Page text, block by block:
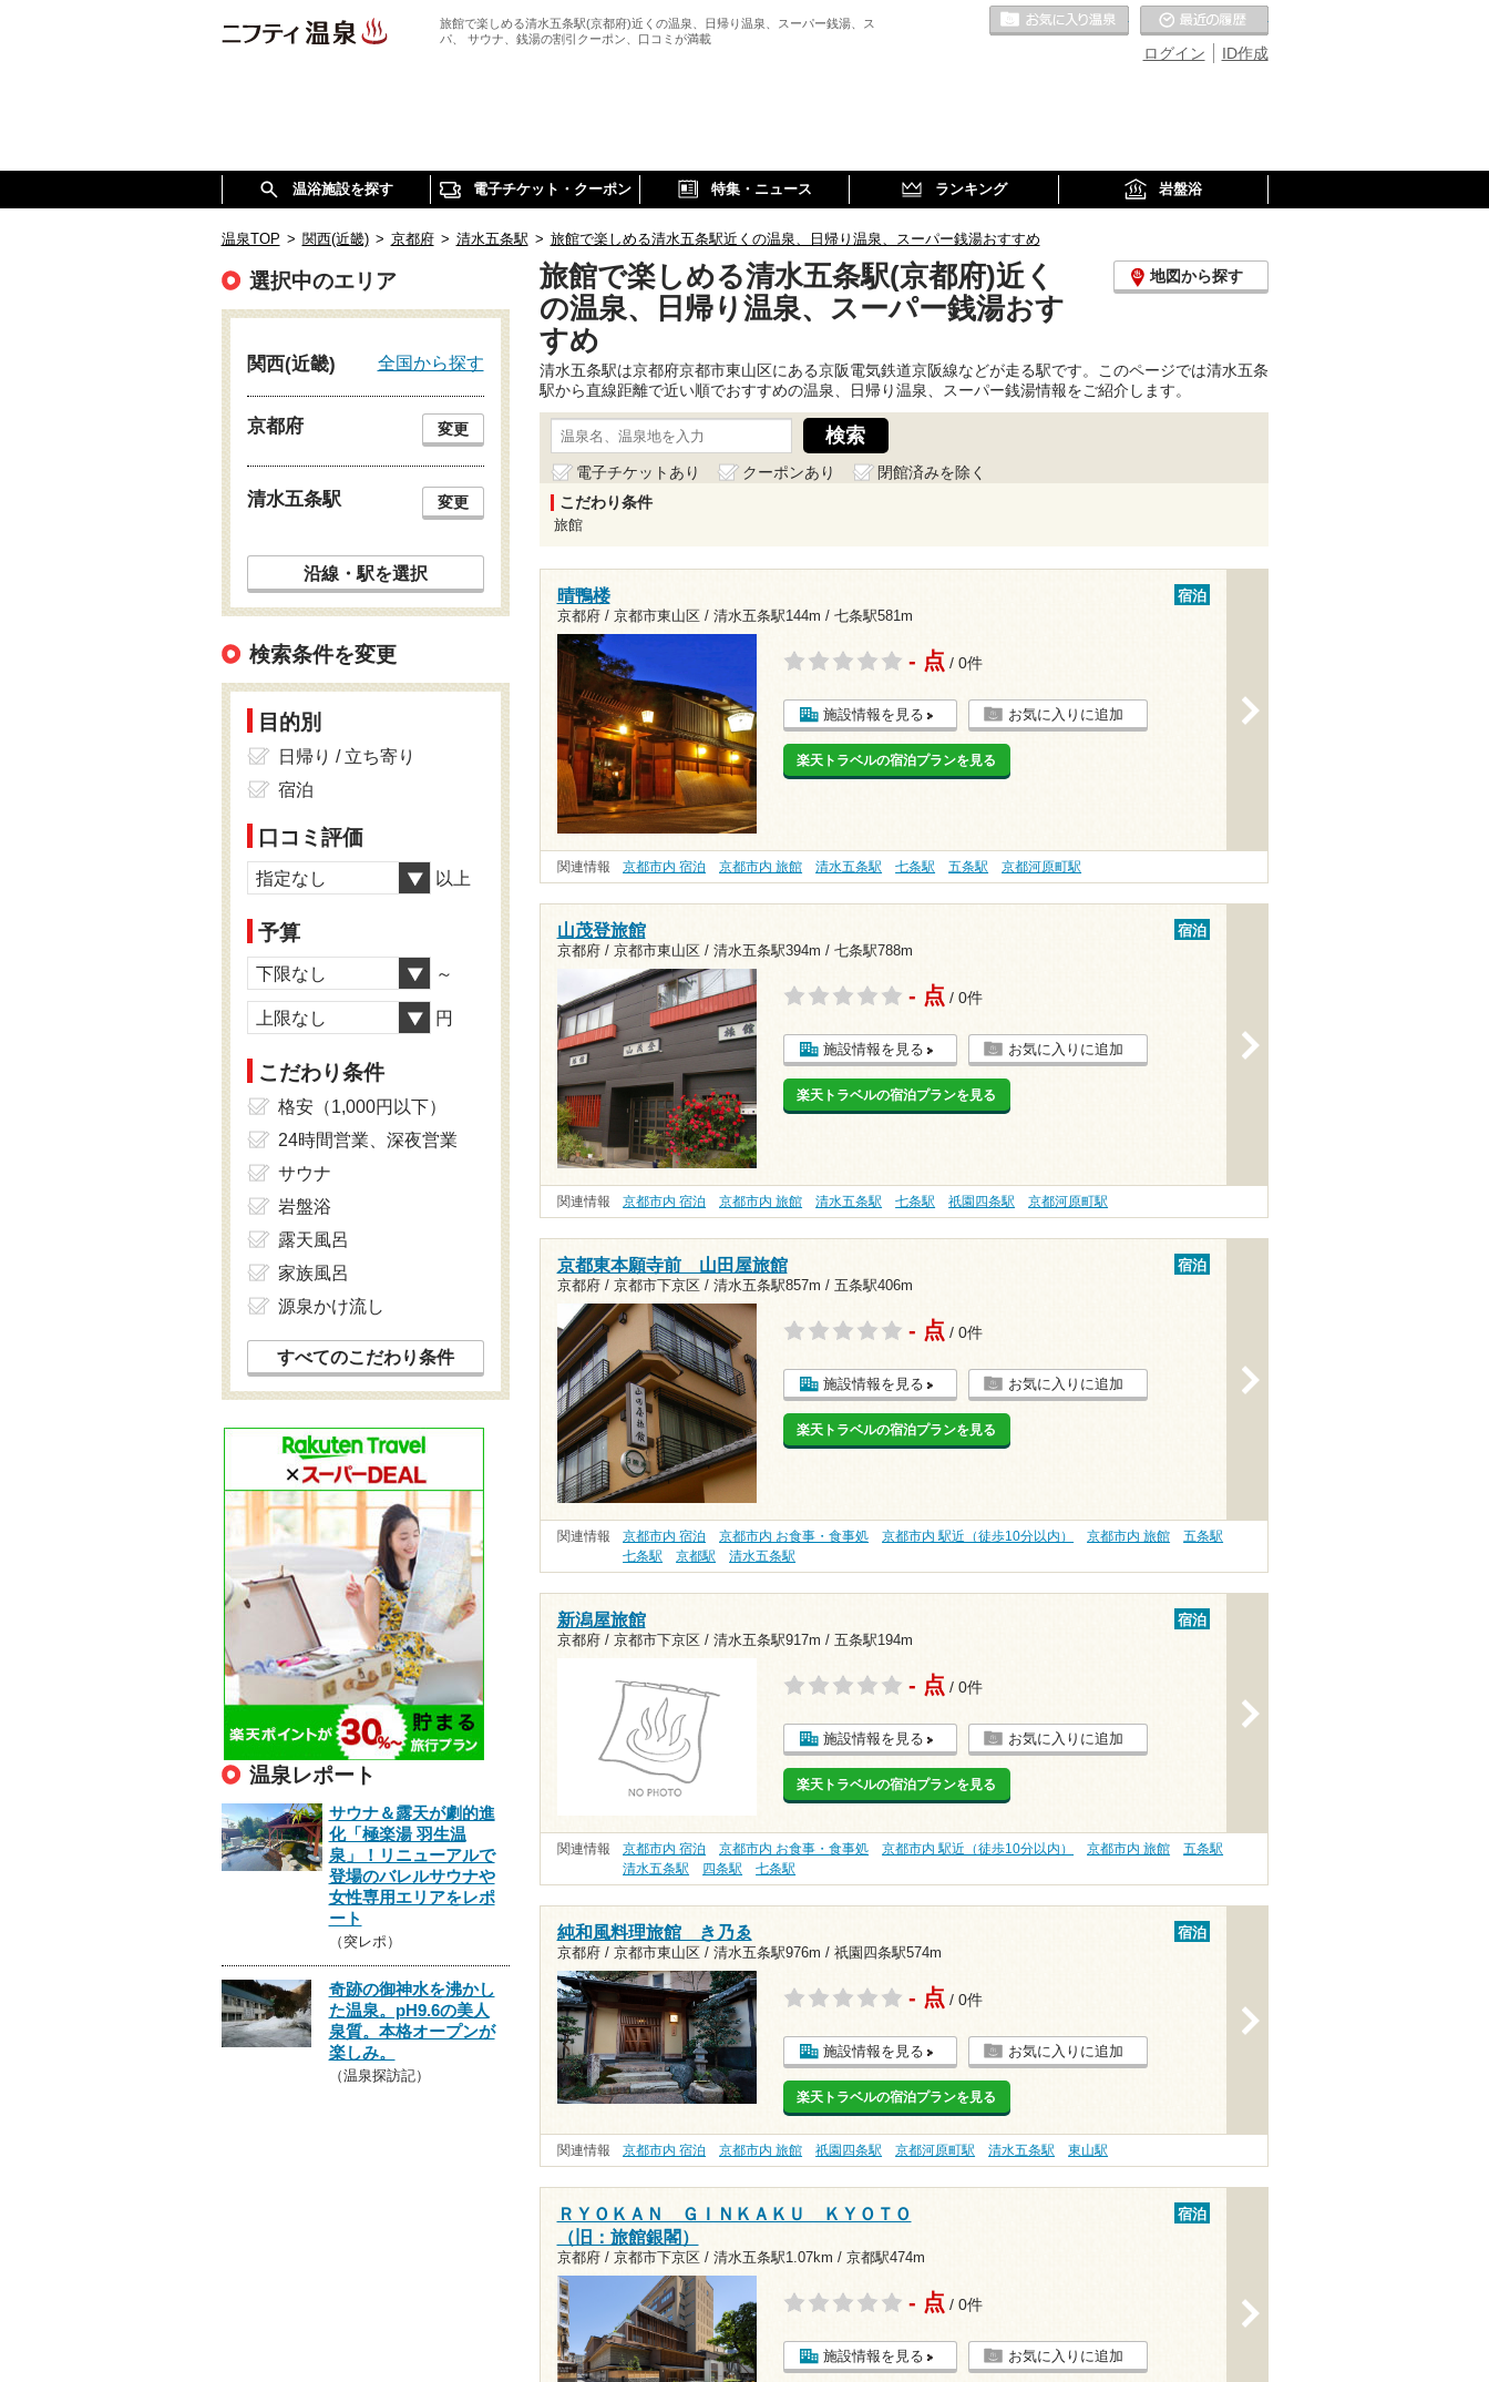
旅館で楽しめる清水五条駅(京都府)近くの温泉、日帰り温泉、スーパー銭湯、ス
パ、 サウナ、銭湯の割引クーポン、口コミが満載
ID作成
ログイン
お気に入りの温泉
温浴施設を探す 電子チケット・クーポン 特集・ニュース ランキング 岩盤浴
温泉TOP > 関西(近畿) > 京都府 > 清水五条駅 > 旅館で楽しめる清水五条駅近くの温泉、日帰り温泉、スーパー銭湯おすすめ
旅館で楽しめる清水五条駅(京都府)近く
の温泉、日帰り温泉、スーパー銭湯おす
すめ
地図から探す
清水五条駅は京都府京都市東山区にある京阪電気鉄道京阪線などが走る駅です。このページでは清水五条
駅から直線距離で近い順でおすすめの温泉、日帰り温泉、スーパー銭湯情報をご紹介します。
電子チケットあり クーポンあり
閉館済みを除く
こだわり条件
旅館
晴鴨楼
京都府 / 京都市東山区 / 清水五条駅144m / 七条駅581m
宿泊
- 点 / 0件
施設情報を見る お気に入りに追加
楽天トラベルの宿泊プランを見る
関連情報 京都市内 宿泊 京都市内 旅館 清水五条駅 七条駅 五条駅 京都河原町駅
山茂登旅館
京都府 / 京都市東山区 / 清水五条駅394m / 七条駅788m
宿泊
- 点 / 0件
施設情報を見る お気に入りに追加
楽天トラベルの宿泊プランを見る
関連情報 京都市内 宿泊 京都市内 旅館 清水五条駅 七条駅 祇園四条駅 京都河原町駅
京都東本願寺前 山田屋旅館
京都府 / 京都市下京区 / 清水五条駅857m / 五条駅406m
宿泊
- 点 / 0件
施設情報を見る お気に入りに追加
楽天トラベルの宿泊プランを見る
関連情報 京都市内 宿泊 京都市内 お食事・食事処 京都市内 駅近（徒歩10分以内） 京都市内 旅館
五条駅
七条駅
京都駅 清水五条駅
新潟屋旅館
京都府 / 京都市下京区 / 清水五条駅917m / 五条駅194m
宿泊
- 点 / 0件
施設情報を見る お気に入りに追加
楽天トラベルの宿泊プランを見る
関連情報 京都市内 宿泊 京都市内 お食事・食事処 京都市内 駅近（徒歩10分以内） 京都市内 旅館
五条駅
清水五条駅
四条駅 七条駅
純和風料理旅館 き乃ゑ
京都府 / 京都市東山区 / 清水五条駅976m / 祇園四条駅574m
宿泊
- 点 / 0件
施設情報を見る お気に入りに追加
楽天トラベルの宿泊プランを見る
関連情報 京都市内 宿泊 京都市内 旅館 祇園四条駅 京都河原町駅 清水五条駅 東山駅
ＲＹＯＫＡＮ ＧＩＮＫＡＫＵ ＫＹＯＴＯ
（旧：旅館銀閣）
京都府 / 京都市下京区 / 清水五条駅1.07km / 京都駅474m
宿泊
- 点 / 0件
施設情報を見る お気に入りに追加
選択中のエリア
関西(近畿) 全国から探す
京都府 変更
清水五条駅 変更
沿線・駅を選択
検索条件を変更
目的別
日帰り / 立ち寄り
宿泊
口コミ評価
指定なし 以上
予算
下限なし ～
上限なし 円
こだわり条件
格安（1,000円以下）
24時間営業、深夜営業
サウナ
岩盤浴
露天風呂
家族風呂
源泉かけ流し
すべてのこだわり条件
温泉レポート
サウナ＆露天が劇的進
化「極楽湯 羽生温
泉」！リニューアルで
登場のバレルサウナや
女性専用エリアをレポ
ート
（突レポ）
奇跡の御神水を沸かし
た温泉。pH9.6の美人
泉質。本格オープンが
楽しみ。
（温泉探訪記）